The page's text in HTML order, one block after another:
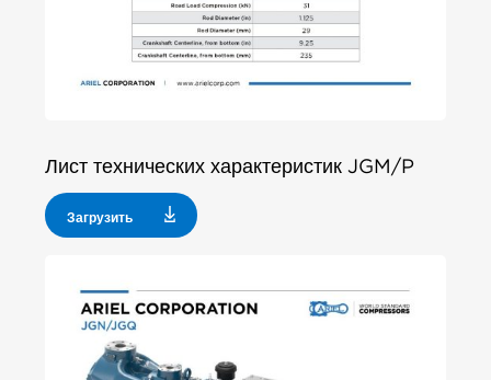
Лист технических характеристик JGM/P
Загрузить